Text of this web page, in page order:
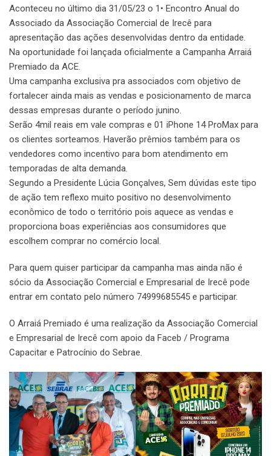
Aconteceu no último dia 31/05/23 o 1• Encontro Anual do
Associado da Associação Comercial de Irecê para
apresentação das ações desenvolvidas dentro da entidade.
Na oportunidade foi lançada oficialmente a Campanha Arraiá
Premiado da ACE.
Uma campanha exclusiva pra associados com objetivo de
fortalecer ainda mais as vendas e posicionamento de marca
dessas empresas durante o período junino.
Serão 4mil reais em vale compras e 01 iPhone 14 ProMax para
os clientes sorteamos. Haverão prêmios também para os
vendedores como incentivo para bom atendimento em
temporadas de alta demanda.
Segundo a Presidente Lúcia Gonçalves, Sem dúvidas este tipo
de ação tem reflexo muito positivo no desenvolvimento
econômico de todo o território pois aquece as vendas e
proporciona boas experiências aos consumidores que
escolhem comprar no comércio local.
Para quem quiser participar da campanha mas ainda não é
sócio da Associação Comercial e Empresarial de Irecê pode
entrar em contato pelo número 74999685545 e participar.
O Arraiá Premiado é uma realização da Associação Comercial
e Empresarial de Irecê com apoio da Faceb / Programa
Capacitar e Patrocínio do Sebrae.